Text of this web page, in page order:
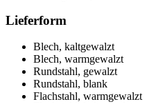
Lieferform
Blech, kaltgewalzt
Blech, warmgewalzt
Rundstahl, gewalzt
Rundstahl, blank
Flachstahl, warmgewalzt